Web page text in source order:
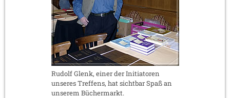
Rudolf Glenk, einer der Initiatoren
unseres Treffens, hat sichtbar Spaß an
unserem Büchermarkt.